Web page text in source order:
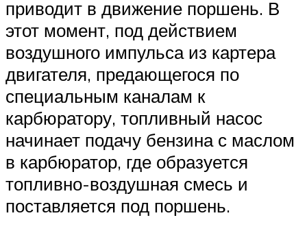
приводит в движение поршень. В
этот момент, под действием
воздушного импульса из картера
двигателя, предающегося по
специальным каналам к
карбюратору, топливный насос
начинает подачу бензина с маслом
в карбюратор, где образуется
топливно-воздушная смесь и
поставляется под поршень.